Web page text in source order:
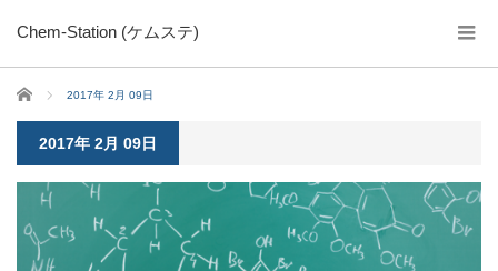
Chem-Station (ケムステ)
ホーム 2017年 2月 09日
2017年 2月 09日